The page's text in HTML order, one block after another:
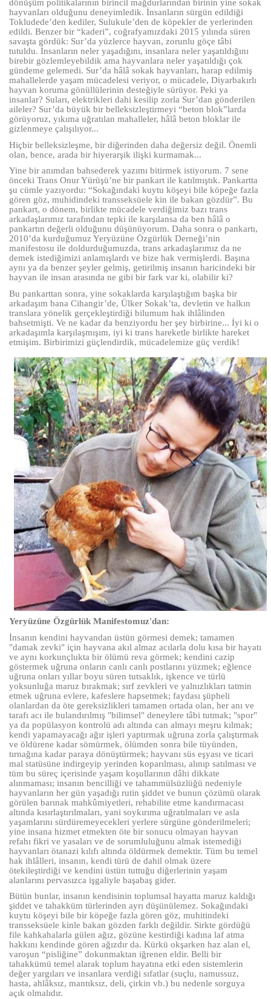
dönüşüm politikalarının birincil mağdurlarından birinin yine sokak
hayvanları olduğunu deneyimledik. İnsanların sürgün edildiği
Tokludede’den kediler, Sulukule’den de köpekler de yerlerinden
edildi. Benzer bir “kaderi”, coğrafyamızdaki 2015 yılında süren
savaşta gördük: Sur’da yüzlerce hayvan, zorunlu göçe tâbi
tutuldu. İnsanların neler yaşadığını, insanlara neler yaşatıldığını
birebir gözlemleyebildik ama hayvanlara neler yaşatıldığı çok
gündeme gelemedi. Sur’da hâlâ sokak hayvanları, harap edilmiş
mahallelerde yaşam mücadelesi veriyor, o mücadele, Diyarbakırlı
hayvan koruma gönüllülerinin desteğiyle sürüyor. Peki ya
insanlar? Suları, elektrikleri dahi kesilip zorla Sur’dan gönderilen
aileler? Sur’da büyük bir belleksizleştirmeyi “beton blok”larda
görüyoruz, yıkıma uğratılan mahalleler, hâlâ beton bloklar ile
gizlenmeye çalışılıyor...
Hiçbir belleksizleşme, bir diğerinden daha değersiz değil. Önemli
olan, bence, arada bir hiyerarşik ilişki kurmamak...
Yine bir anımdan bahsederek yazımı bitirmek istiyorum. 7 sene
önceki Trans Onur Yürüşü’ne bir pankart ile katılmıştık. Pankartta
şu cümle yazıyordu: “Sokağındaki kuytu köşeyi bile köpeğe fazla
gören göz, muhidindeki transseksüele kin ile bakan gözdür”. Bu
pankart, o dönem, birlikte mücadele verdiğimiz bazı trans
arkadaşlarımız tarafından tepki ile karşılansa da ben hâlâ o
pankartın değerli olduğunu düşünüyorum. Daha sonra o pankartı,
2010’da kurduğumuz Yeryüzüne Özgürlük Derneği’nin
manifestosu ile doldurduğumuzda, trans arkadaşlarımız da ne
demek istediğimizi anlamışlardı ve bize hak vermişlerdi. Başına
aynı ya da benzer şeyler gelmiş, getirilmiş insanın haricindeki bir
hayvan ile insan arasında ne gibi bir fark var ki, olabilir ki?
Bu pankarttan sonra, yine sokaklarda karşılaştığım başka bir
arkadaşım bana Cihangir’de, Ülker Sokak’ta, devletin ve halkın
translara yönelik gerçekleştirdiği bilumum hak ihlâlinden
bahsetmişti. Ve ne kadar da benziyordu her şey birbirine... İyi ki o
arkadaşımla karşılaşmışım, iyi ki trans hareketle birlikte hareket
etmişim. Birbirimizi güçlendirdik, mücadelemize güç verdik!
Yeryüzüne Özgürlük Manifestomuz'dan:
İnsanın kendini hayvandan üstün görmesi demek; tamamen
"damak zevki" için hayvana akıl almaz acılarla dolu kısa bir hayatı
ve aynı korkunçlukta bir ölümü reva görmek; kendini cazip
göstermek uğruna onların canlı canlı postlarını yüzmek; eğlence
uğruna onları yıllar boyu süren tutsaklık, işkence ve türlü
yoksunluğa maruz bırakmak; sırf zevkleri ve yalnızlıkları tatmin
etmek uğruna evlere, kafeslere hapsetmek; faydası şüpheli
olanlardan da öte gereksizlikleri tamamen ortada olan, her anı ve
tarafı acı ile bulandırılmış "bilimsel" deneylere tâbi tutmak; "spor"
ya da popülasyon kontrolü adı altında can almayı meşru kılmak;
kendi yapamayacağı ağır işleri yaptırmak uğruna zorla çalıştırmak
ve öldürene kadar sömürmek, ölümden sonra bile tüyünden,
tırnağına kadar paraya dönüştürmek; hayvanı süs eşyası ve ticari
mal statüsüne indirgeyip yerinden koparılması, alınıp satılması ve
tüm bu süreç içerisinde yaşam koşullarının dâhi dikkate
alınmaması; insanın bencilliği ve tahammülsüzlüğü nedeniyle
hayvanların her gün yaşadığı rutin şiddet ve bunun çözümü olarak
görülen barınak mahkûmiyetleri, rehabilite etme kandırmacası
altında kısırlaştırılmaları, yani soykırıma uğratılmaları ve asla
yaşamlarını sürdüremeyecekleri yerlere sürgüne gönderilmeleri;
yine insana hizmet etmekten öte bir sonucu olmayan hayvan
refahı fikri ve yasaları ve de sorumluluğunu almak istemediği
hayvanları ötanazi kılıfı altında öldürmek demektir. Tüm bu temel
hak ihlâlleri, insanın, kendi türü de dahil olmak üzere
ötekileştirdiği ve kendini üstün tuttuğu diğerlerinin yaşam
alanlarını pervasızca işgaliyle başabaş gider.
Bütün bunlar, insanın kendisinin toplumsal hayatta maruz kaldığı
şiddet ve tahakküm türlerinden ayrı düşünülemez. Sokağındaki
kuytu köşeyi bile bir köpeğe fazla gören göz, muhitindeki
transseksüele kinle bakan gözden farklı değildir. Sirkte gördüğü
file kahkahalarla gülen ağız, gözüne kestirdiği kadına laf atma
hakkını kendinde gören ağızdır da. Kürkü okşarken haz alan el,
varoşun “pisliğine” dokunmaktan iğrenen eldir. Belli bir
tahakkümü temel alarak toplum hayatına etki eden sistemlerin
değer yargıları ve insanlara verdiği sıfatlar (suçlu, namussuz,
hasta, ahlâksız, mantıksız, deli, çirkin vb.) bu nedenle sorguya
açık olmalıdır.